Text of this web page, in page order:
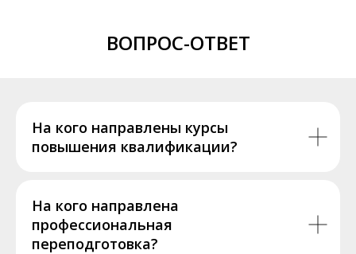
ВОПРОС-ОТВЕТ
На кого направлены курсы
повышения квалификации?
На кого направлена
профессиональная
переподготовка?